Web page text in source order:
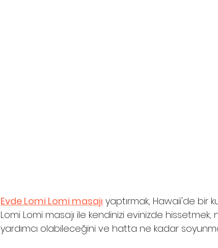
Evde Lomi Lomi masajı yaptırmak, Hawaii'de bir
Lomi Lomi masajı ile kendinizi evinizde hissetmek,
yardımcı olabileceğini ve hatta ne kadar